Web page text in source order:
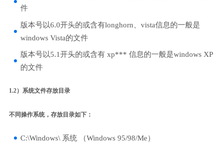
件
版本号以6.0开头的或含有longhorn、vista信息的一般是
windows Vista的文件
版本号以5.1开头的或含有 xp*** 信息的一般是windows XP
的文件
1.2）系统文件存放目录
不同操作系统，存放目录如下：
C:\Windows\ 系统 （Windows 95/98/Me）